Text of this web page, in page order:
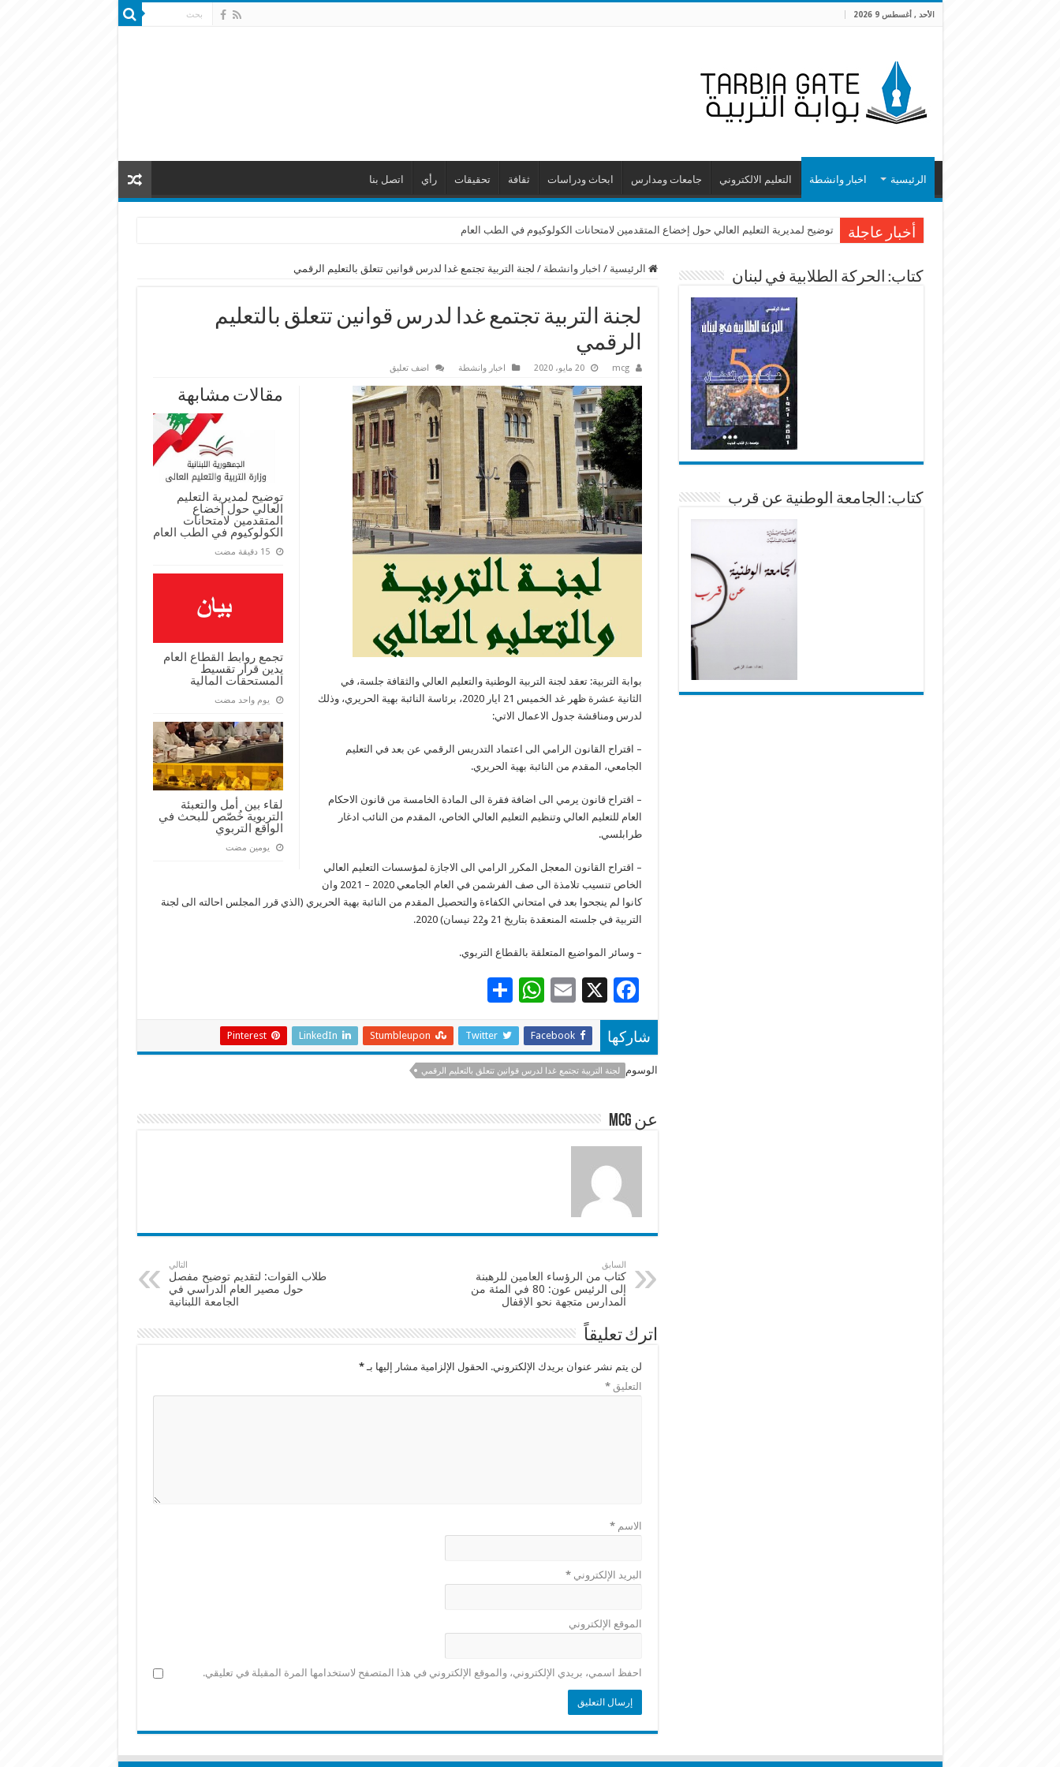
الأحد , أغسطس 9 2026
الرئيسية اخبار وانشطة التعليم الالكتروني جامعات ومدارس ابحاث ودراسات ثقافة تحقيقات رأي اتصل بنا
أخبار عاجلة توضيح لمديرية التعليم العالي حول إخضاع المتقدمين لامتحانات الكولوكيوم في الطب العام
الرئيسية / اخبار وانشطة / لجنة التربية تجتمع غدا لدرس قوانين تتعلق بالتعليم الرقمي
لجنة التربية تجتمع غدا لدرس قوانين تتعلق بالتعليم
الرقمي
mcg 20 مايو، 2020 اخبار وانشطة اضف تعليق
مقالات مشابهة
توضيح لمديرية التعليم
العالي حول إخضاع
المتقدمين لامتحانات
الكولوكيوم في الطب العام
‏15 دقيقة مضت
تجمع روابط القطاع العام
يدين قرار تقسيط
المستحقات المالية
‏يوم واحد مضت
لقاء بين أمل والتعبئة
التربوية خُصّص للبحث في
الواقع التربوي
‏يومين مضت
بوابة التربية: تعقد لجنة التربية الوطنية والتعليم العالي والثقافة جلسة، في
الثانية عشرة ظهر غد الخميس 21 ايار 2020، برئاسة النائبة بهية الحريري، وذلك
لدرس ومناقشة جدول الاعمال الاتي:
– اقتراح القانون الرامي الى اعتماد التدريس الرقمي عن بعد في التعليم
الجامعي، المقدم من النائبة بهية الحريري.
– اقتراح قانون يرمي الى اضافة فقرة الى المادة الخامسة من قانون الاحكام
العام للتعليم العالي وتنظيم التعليم العالي الخاص، المقدم من النائب ادغار
طرابلسي.
– اقتراح القانون المعجل المكرر الرامي الى الاجازة لمؤسسات التعليم العالي
الخاص تنسيب تلامذة الى صف الفرشمن في العام الجامعي 2020 – 2021 وان
كانوا لم ينجحوا بعد في امتحاني الكفاءة والتحصيل المقدم من النائبة بهية الحريري (الذي قرر المجلس احالته الى لجنة
التربية في جلسته المنعقدة بتاريخ 21 و22 نيسان) 2020.
– وسائر المواضيع المتعلقة بالقطاع التربوي.
F
ac
e
b
o
k
X
E
ai
l
W
at
sA
p
ar
e
شاركها Facebook
Twitter
Stumbleupon
LinkedIn
Pinterest
الوسوم لجنة التربية تجتمع غدا لدرس قوانين تتعلق بالتعليم الرقمي
عن mcg
السابق
كتاب من الرؤساء العامين للرهبنة
إلى الرئيس عون: 80 في المئة من
المدارس متجهة نحو الإقفال
التالي
طلاب القوات: لتقديم توضيح مفصل
حول مصير العام الدراسي في
الجامعة اللبنانية
اترك تعليقاً
لن يتم نشر عنوان بريدك الإلكتروني. الحقول الإلزامية مشار إليها بـ*
التعليق*
الاسم*
البريد الإلكتروني*
الموقع الإلكتروني
احفظ اسمي، بريدي الإلكتروني، والموقع الإلكتروني في هذا المتصفح لاستخدامها المرة المقبلة في تعليقي.
كتاب: الحركة الطلابية في لبنان
كتاب: الجامعة الوطنية عن قرب